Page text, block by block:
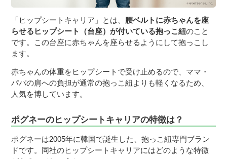
「ヒップシートキャリア」とは、 腰ベルトに赤ちゃんを座
らせるヒップシート（台座）が付いている抱っこ紐のこと
です。この台座に赤ちゃんを座らせるようにして抱っこし
ます。
赤ちゃんの体重をヒップシートで受け止めるので、ママ・
パパの肩への負担が通常の抱っこ紐よりも軽くなるため、
人気を博しています。
ポグネーのヒップシートキャリアの特徴は？
ポグネーは2005年に韓国で誕生した、抱っこ紐専門ブラン
ドです。同社のヒップシートキャリアにはどのような特徴